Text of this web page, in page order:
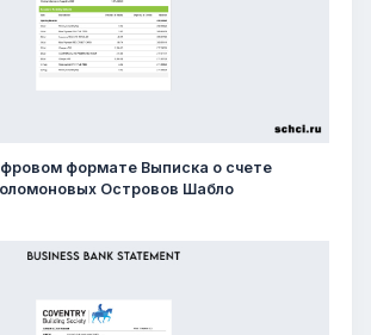
формате Выписка о счете
Островов Шабло